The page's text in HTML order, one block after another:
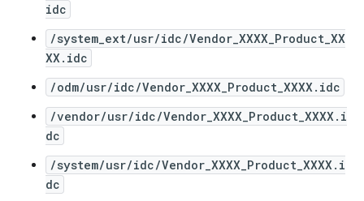
idc
/system_ext/usr/idc/Vendor_XXXX_Product_XX
XX.idc
/odm/usr/idc/Vendor_XXXX_Product_XXXX.idc
/vendor/usr/idc/Vendor_XXXX_Product_XXXX.i
dc
/system/usr/idc/Vendor_XXXX_Product_XXXX.i
dc